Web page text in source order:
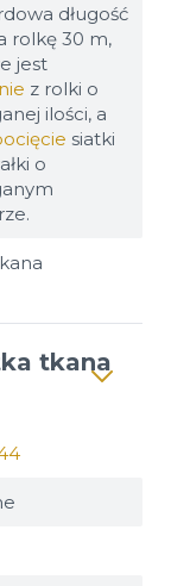
długość
rolkę 30 m,
jest
z rolki o
ilości, a
siatki
o
tkana